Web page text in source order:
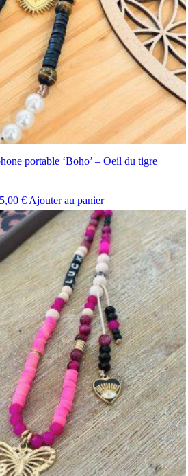
portable ‘Boho’ – Oeil du tigre
€ Ajouter au panier